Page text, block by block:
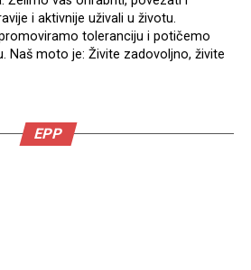
i aktivnije uživali u životu.
toleranciju i potičemo
Naš moto je: Živite zadovoljno, živite
EPP